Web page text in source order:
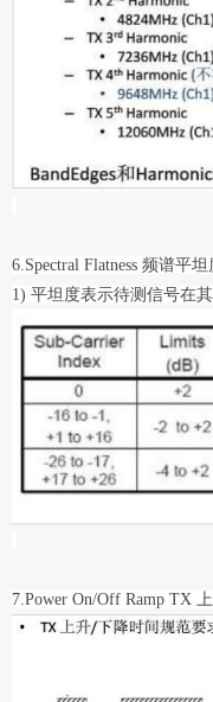
6.Spectral Flatness 频谱平坦
1) 平坦度表示待测信号在
7.Power On/Off Ramp TX